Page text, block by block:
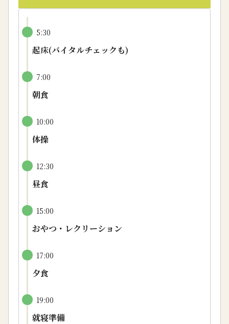
5:30
起床(バイタルチェックも)
7:00
朝食
10:00
体操
12:30
昼食
15:00
おやつ・レクリーション
17:00
夕食
19:00
就寝準備